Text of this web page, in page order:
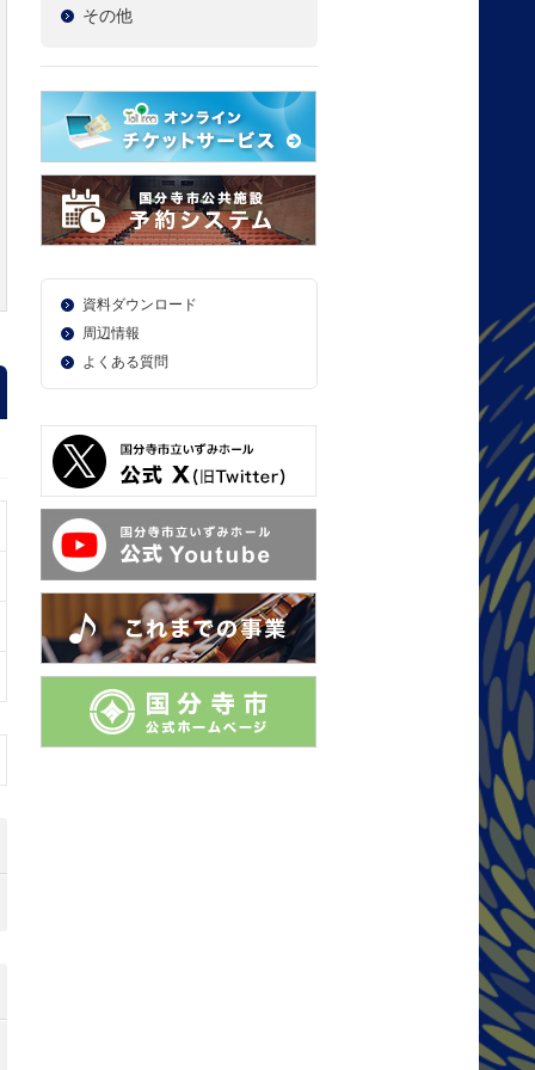
その他
資料ダウンロード
周辺情報
よくある質問